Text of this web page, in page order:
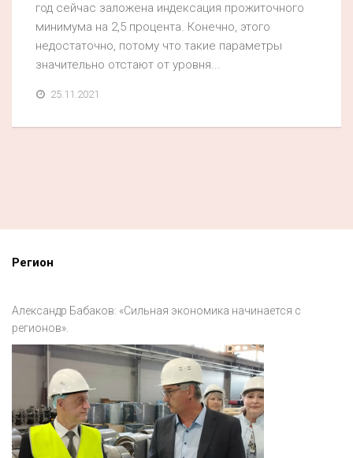
год сейчас заложена индексация прожиточного
минимума на 2,5 процента. Конечно, этого
недостаточно, потому что такие параметры
значительно отстают от уровня...
25.11.2021
Регион
Александр Бабаков: «Сильная экономика начинается с
регионов».